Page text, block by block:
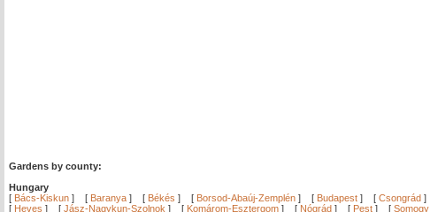
Gardens by county:
Hungary
[ Bács-Kiskun ] [ Baranya ] [ Békés ] [ Borsod-Abaúj-Zemplén ] [ Budapest ] [ Csongrád ]
[ Heves ] [ Jász-Nagykun-Szolnok ] [ Komárom-Esztergom ] [ Nógrád ] [ Pest ] [ Somogy